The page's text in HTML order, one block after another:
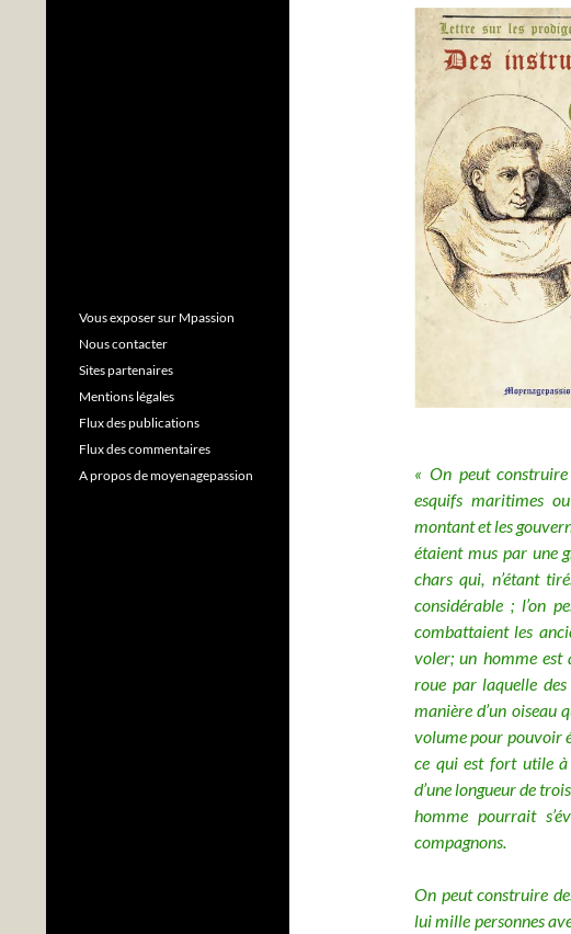
« On peut
esquifs maritimes
montant et les
étaient mus par une
chars qui, n’étant
considérable ; l’on
combattaient les
voler; un homme est
roue par laquelle
manière d’un oiseau
volume pour pouvoir
ce qui est fort utile à
d’une longueur de
homme pourrait
compagnons.
On peut construire
lui mille personnes
Vous exposer sur Mpassion
Nous contacter
Sites partenaires
Mentions légales
Flux des publications
Flux des commentaires
A propos de moyenagepassion